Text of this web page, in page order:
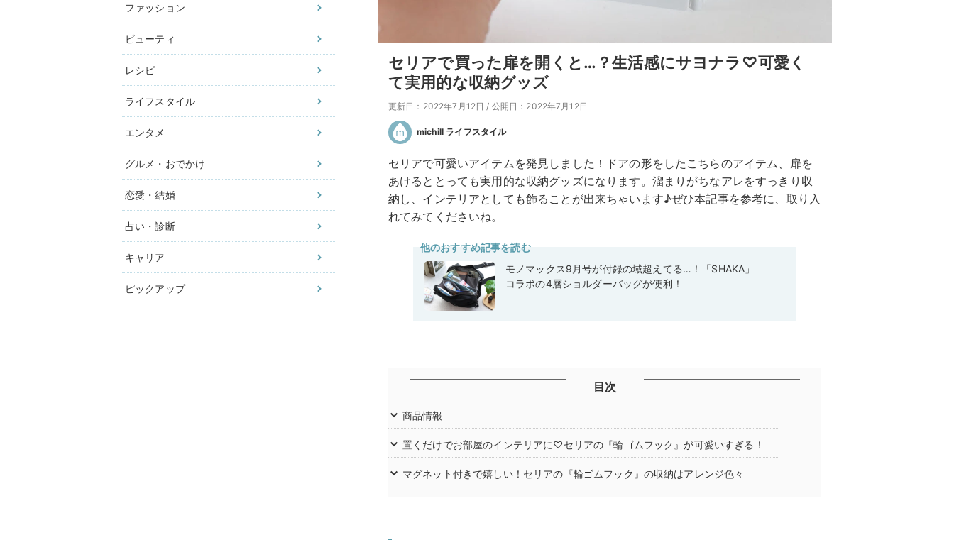
ファッション
ビューティ
レシピ
ライフスタイル
エンタメ
グルメ・おでかけ
恋愛・結婚
占い・診断
キャリア
ピックアップ
セリアで買った扉を開くと…？生活感にサヨナラ♡可愛く
て実用的な収納グッズ
更新日：2022年7月12日 / 公開日：2022年7月12日
michill ライフスタイル
セリアで可愛いアイテムを発見しました！ドアの形をしたこちらのアイテム、扉を
あけるととっても実用的な収納グッズになります。溜まりがちなアレをすっきり収
納し、インテリアとしても飾ることが出来ちゃいます♪ぜひ本記事を参考に、取り入
れてみてくださいね。
他のおすすめ記事を読む
モノマックス9月号が付録の域超えてる…！「SHAKA」
コラボの4層ショルダーバッグが便利！
目次
商品情報
置くだけでお部屋のインテリアに♡セリアの『輪ゴムフック』が可愛いすぎる！
マグネット付きで嬉しい！セリアの『輪ゴムフック』の収納はアレンジ色々